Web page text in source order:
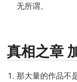
无所谓。
真相之章
那大量的作品不